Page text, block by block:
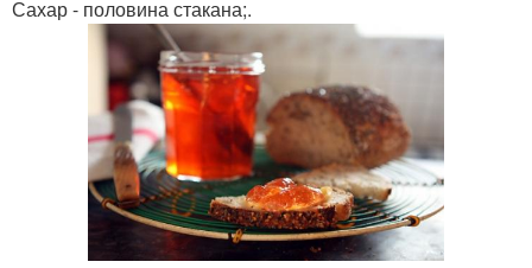
Сахар - половина стакана;.